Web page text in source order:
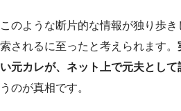
このような断片的な情報が独り歩
索されるに至ったと考えられます。
い元カレが、ネット上で元夫とし
うのが真相です。